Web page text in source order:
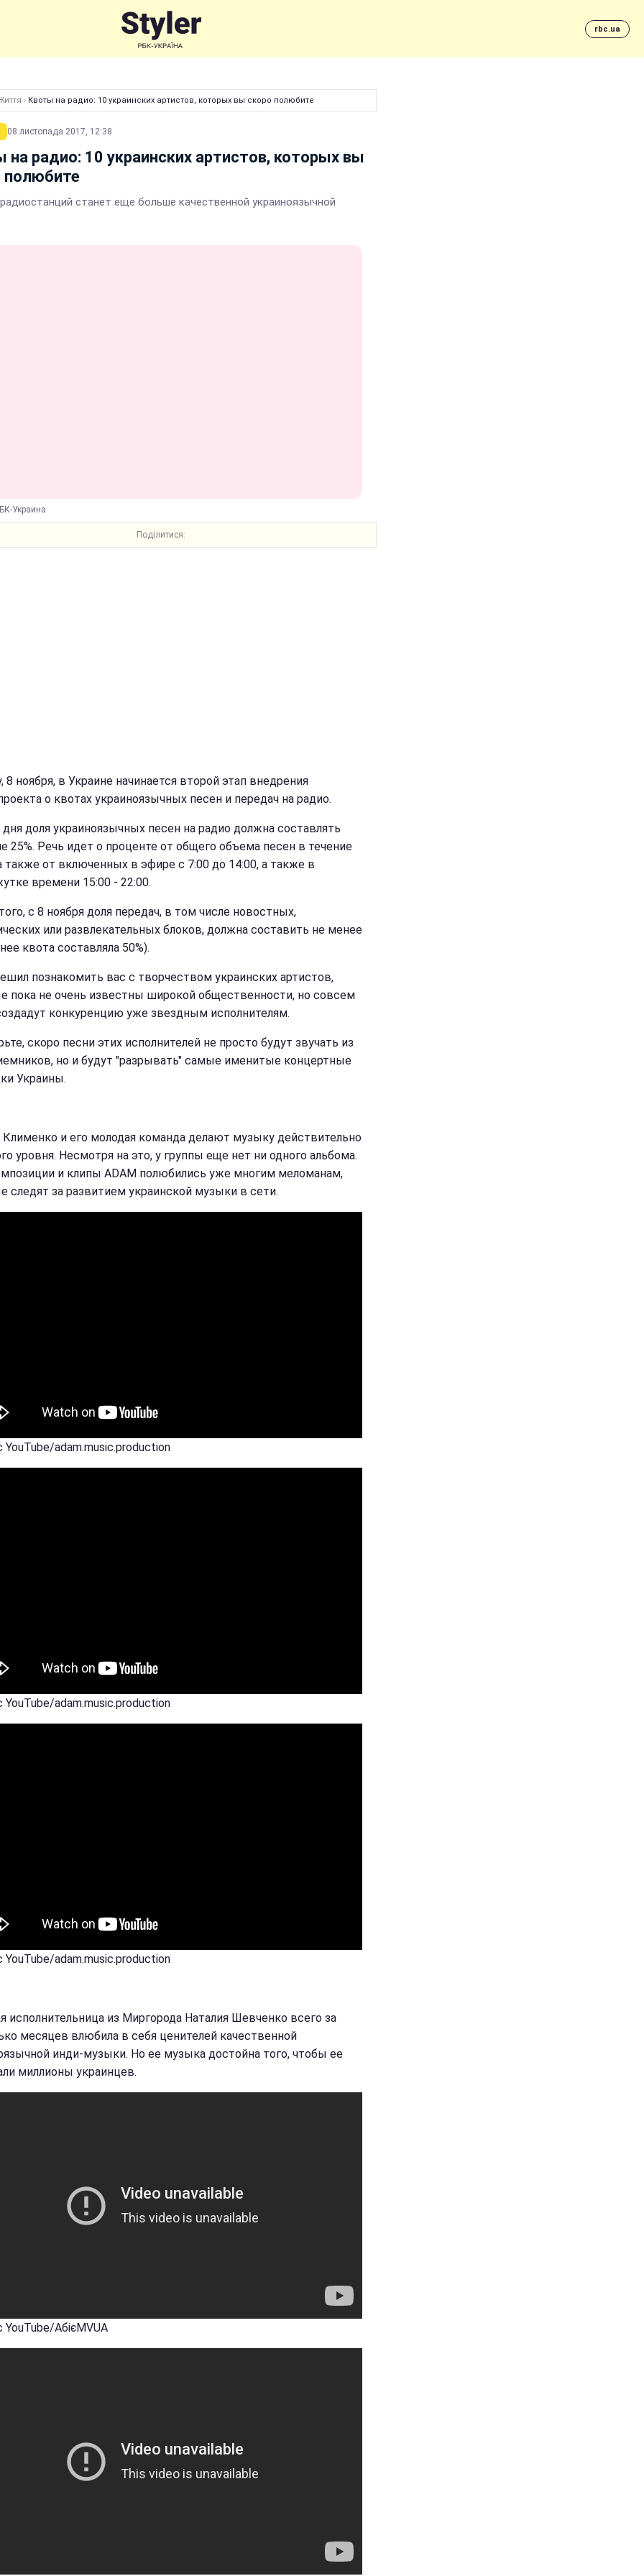
rbc.ua
› Квоты на радио: 10 украинских артистов, которых вы скоро полюбите
08 листопада 2017, 12:38
на радио: 10 украинских артистов, которых вы
полюбите
станет еще больше качественной украиноязычной
Украина
Поділитися:
8 ноября, в Украине начинается второй этап внедрения
о квотах украиноязычных песен и передач на радио.
дня доля украиноязычных песен на радио должна составлять
25%. Речь идет о проценте от общего объема песен в течение
также от включенных в эфире с 7:00 до 14:00, а также в
времени 15:00 - 22:00.
с 8 ноября доля передач, в том числе новостных,
или развлекательных блоков, должна составить не менее
квота составляла 50%).
познакомить вас с творчеством украинских артистов,
пока не очень известны широкой общественности, но совсем
конкуренцию уже звездным исполнителям.
скоро песни этих исполнителей не просто будут звучать из
но и будут "разрывать" самые именитые концертные
Украины.
Клименко и его молодая команда делают музыку действительно
уровня. Несмотря на это, у группы еще нет ни одного альбома.
и клипы ADAM полюбились уже многим меломанам,
следят за развитием украинской музыки в сети.
YouTube/adam.music.production
YouTube/adam.music.production
YouTube/adam.music.production
исполнительница из Миргорода Наталия Шевченко всего за
месяцев влюбила в себя ценителей качественной
инди-музыки. Но ее музыка достойна того, чтобы ее
миллионы украинцев.
YouTube/АбієMVUA